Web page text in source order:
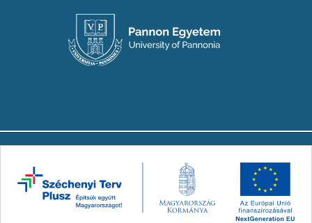
Innovációs Nemzeti Laboratórium (TINLAB)
konzorcium megbízásából. Minden jog
fenntartva.